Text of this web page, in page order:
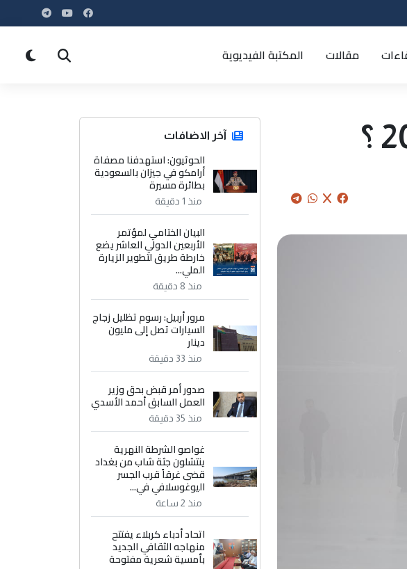
مقالات المكتبة الفيديوية
آخر الاضافات
الحوثيون: استهدفنا مصفاة
أرامكو في جيزان بالسعودية
بطائرة مسيرة
منذ 1 دقيقة
البيان الختامي لمؤتمر
الأربعين الدولي العاشر يضع
خارطة طريق لتطوير الزيارة
الملي...
منذ 8 دقيقة
مرور أربيل: رسوم تظليل زجاج
السيارات تصل إلى مليون
دينار
منذ 33 دقيقة
صدور أمر قبض بحق وزير
العمل السابق أحمد الأسدي
منذ 35 دقيقة
غواصو الشرطة النهرية
ينتشلون جثة شاب من بغداد
قضى غرقاً قرب الجسر
اليوغوسلافي في...
منذ 2 ساعة
اتحاد أدباء كربلاء يفتتح
منهاجه الثقافي الجديد
بأمسية شعرية مفتوحة